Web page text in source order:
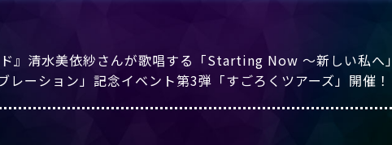
ド』清水美依紗さんが歌唱する「Starting Now 〜新しい私
レーション」記念イベント第3弾「すごろくツアーズ」開催！